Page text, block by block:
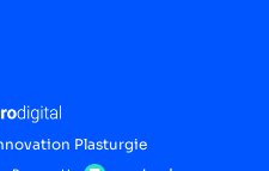
Plasturgie